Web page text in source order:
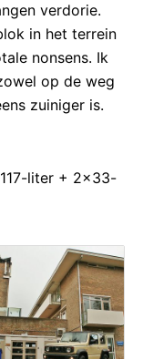
verdorie.
in het terrein
nonsens. Ik
op de weg
zuiniger is.
liter + 2×33-